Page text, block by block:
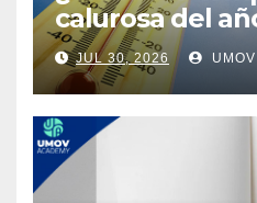
calurosa del
JUL 30, 2026